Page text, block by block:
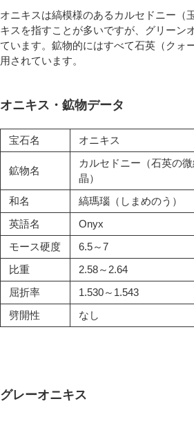
オニキスは縞模様のあるカルセドニー（
キスを指すことが多いですが、グリーン
ています。鉱物的にはすべて石英（クォ
用されています。
オニキス・鉱物データ
宝石名 オニキス
鉱物名
カルセドニー（石英の
晶）
和名
縞瑪瑙（しまめのう）
英語名
Onyx
モース硬度
6.5～7
比重
2.58～2.64
屈折率
1.530～1.543
劈開性
なし
グレーオニキス